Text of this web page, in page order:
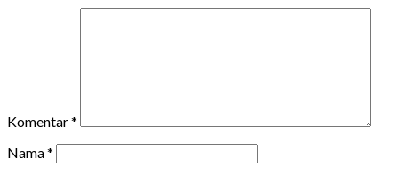
Komentar*
Nama*